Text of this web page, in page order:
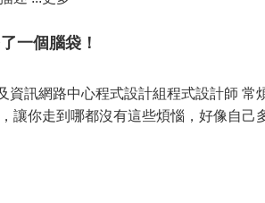
一個腦袋！
資訊網路中心程式設計組程式設計師
讓你走到哪都沒有這些煩惱，好像自